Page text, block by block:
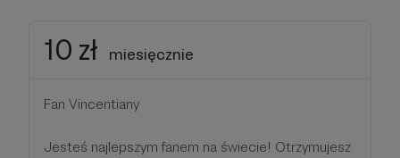
10 zł miesięcznie
Fan Vincentiany
Jesteś najlepszym fanem na świecie! Otrzymujesz